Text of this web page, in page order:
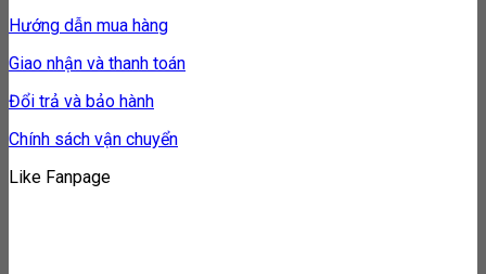
Hướng dẫn mua hàng
Giao nhận và thanh toán
Đổi trả và bảo hành
Chính sách vận chuyển
Like Fanpage